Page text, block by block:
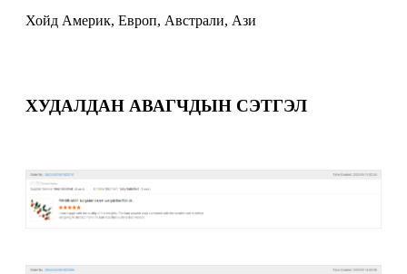
Хойд Америк, Европ, Австрали, Ази
ХУДАЛДАН АВАГЧДЫН СЭТГЭЛ